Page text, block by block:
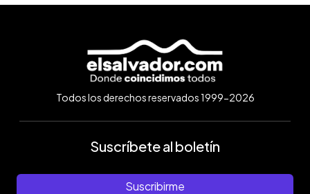
Todos los derechos reservados 1999-2026
Suscríbete al boletín
Suscribirme